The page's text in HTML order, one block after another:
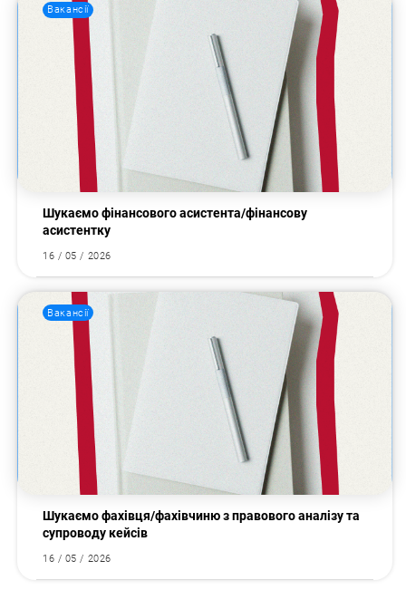
Вакансії
Шукаємо фінансового асистента/фінансову
асистентку
16 / 05 / 2026
Вакансії
Шукаємо фахівця/фахівчиню з правового аналізу та
супроводу кейсів
16 / 05 / 2026